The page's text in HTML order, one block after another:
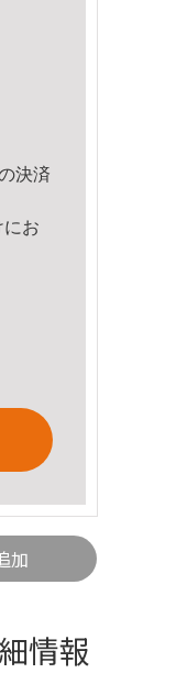
決済
お
加
情報